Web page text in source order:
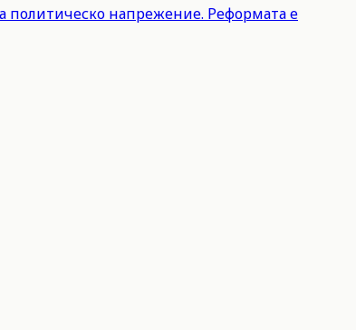
политическо напрежение. Реформата е